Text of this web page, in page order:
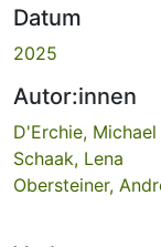
Datum
2025
Autor:innen
D'Erchie, Michael
Schaak, Lena
Obersteiner,